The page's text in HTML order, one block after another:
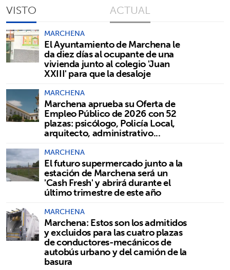
VISTO ACTUAL
MARCHENA
El Ayuntamiento de Marchena le
da diez días al ocupante de una
vivienda junto al colegio 'Juan
XXIII' para que la desaloje
MARCHENA
Marchena aprueba su Oferta de
Empleo Público de 2026 con 52
plazas: psicólogo, Policía Local,
arquitecto, administrativo...
MARCHENA
El futuro supermercado junto a la
estación de Marchena será un
'Cash Fresh' y abrirá durante el
último trimestre de este año
MARCHENA
Marchena: Estos son los admitidos
y excluidos para las cuatro plazas
de conductores-mecánicos de
autobús urbano y del camión de la
basura